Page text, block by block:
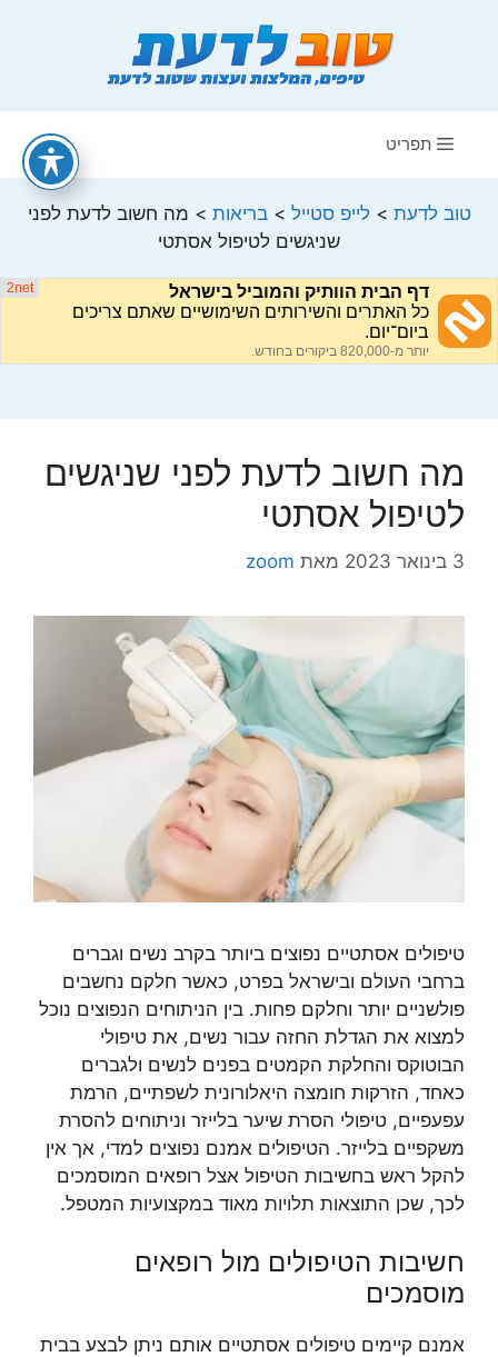
תפריט
טוב לדעת >לייפ סטייל >בריאות > מה חשוב לדעת לפני
שניגשים לטיפול אסתטי
מה חשוב לדעת לפני שניגשים
לטיפול אסתטי
3 בינואר 2023 מאת zoom
טיפולים אסתטיים נפוצים ביותר בקרב נשים וגברים
ברחבי העולם ובישראל בפרט, כאשר חלקם נחשבים
פולשניים יותר וחלקם פחות. בין הניתוחים הנפוצים נוכל
למצוא את הגדלת החזה עבור נשים, את טיפולי
הבוטוקס והחלקת הקמטים בפנים לנשים ולגברים
כאחד, הזרקות חומצה היאלורונית לשפתיים, הרמת
עפעפיים, טיפולי הסרת שיער בלייזר וניתוחים להסרת
משקפיים בלייזר. הטיפולים אמנם נפוצים למדי, אך אין
להקל ראש בחשיבות הטיפול אצל רופאים המוסמכים
לכך, שכן התוצאות תלויות מאוד במקצועיות המטפל.
חשיבות הטיפולים מול רופאים
מוסמכים
אמנם קיימים טיפולים אסתטיים אותם ניתן לבצע בבית